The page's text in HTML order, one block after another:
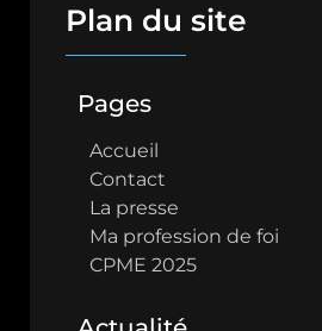
Plan du site
Pages
Accueil
Contact
La presse
Ma profession de foi
CPME 2025